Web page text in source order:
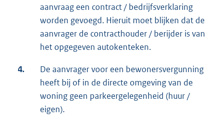
aanvraag een contract / bedrijfsverklaring
worden gevoegd. Hieruit moet blijken dat de
aanvrager de contracthouder / berijder is van
het opgegeven autokenteken.
4.
De aanvrager voor een bewonersvergunning
heeft bij of in de directe omgeving van de
woning geen parkeergelegenheid (huur /
eigen).